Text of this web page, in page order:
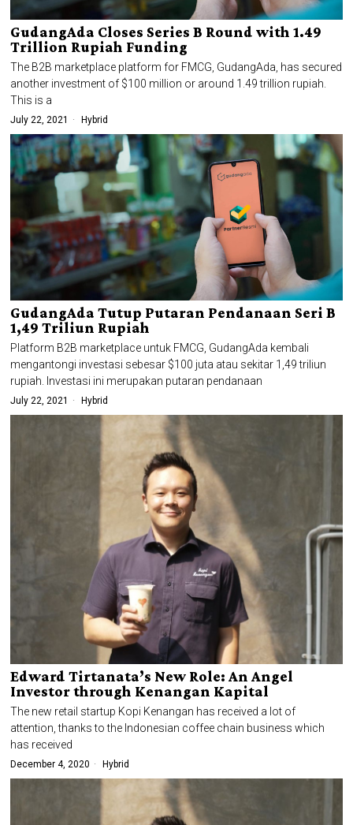
GudangAda Closes Series B Round with 1.49
Trillion Rupiah Funding
The B2B marketplace platform for FMCG, GudangAda, has secured
another investment of $100 million or around 1.49 trillion rupiah.
This is a
July 22, 2021 Hybrid
GudangAda Tutup Putaran Pendanaan Seri B
1,49 Triliun Rupiah
Platform B2B marketplace untuk FMCG, GudangAda kembali
mengantongi investasi sebesar $100 juta atau sekitar 1,49 triliun
rupiah. Investasi ini merupakan putaran pendanaan
July 22, 2021 Hybrid
Edward Tirtanata’s New Role: An Angel
Investor through Kenangan Kapital
The new retail startup Kopi Kenangan has received a lot of
attention, thanks to the Indonesian coffee chain business which
has received
December 4, 2020 Hybrid